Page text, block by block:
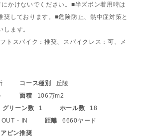
かけないでください。 ■半ズボン着用時は
しております。 ■危険防止、熱中症対策と
します。
トスパイク：推奨、スパイクレス：可、メ
コース種別
丘陵
面積
106万m2
グリーン数 1 ホール数
18
OUT・IN 距離
6660ヤード
ピン推奨